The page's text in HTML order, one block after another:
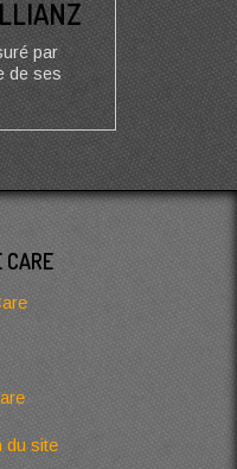
par
de ses
CARE
du site